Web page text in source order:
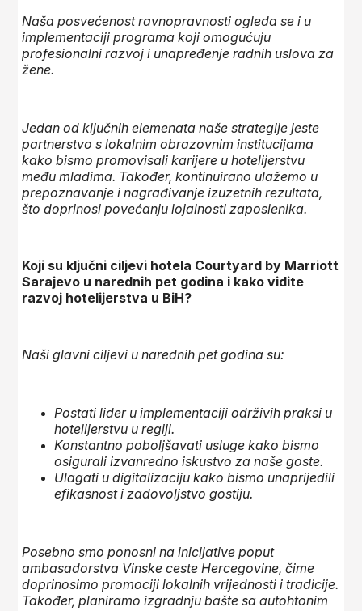
Naša posvećenost ravnopravnosti ogleda se i u
implementaciji programa koji omogućuju
profesionalni razvoj i unapređenje radnih uslova za
žene.
Jedan od ključnih elemenata naše strategije jeste
partnerstvo s lokalnim obrazovnim institucijama
kako bismo promovisali karijere u hotelijerstvu
među mladima. Također, kontinuirano ulažemo u
prepoznavanje i nagrađivanje izuzetnih rezultata,
što doprinosi povećanju lojalnosti zaposlenika.
Koji su ključni ciljevi hotela Courtyard by Marriott
Sarajevo u narednih pet godina i kako vidite
razvoj hotelijerstva u BiH?
Naši glavni ciljevi u narednih pet godina su:
Postati lider u implementaciji održivih praksi u
hotelijerstvu u regiji.
Konstantno poboljšavati usluge kako bismo
osigurali izvanredno iskustvo za naše goste.
Ulagati u digitalizaciju kako bismo unaprijedili
efikasnost i zadovoljstvo gostiju.
Posebno smo ponosni na inicijative poput
ambasadorstva Vinske ceste Hercegovine, čime
doprinosimo promociji lokalnih vrijednosti i tradicije.
Također, planiramo izgradnju bašte sa autohtonim